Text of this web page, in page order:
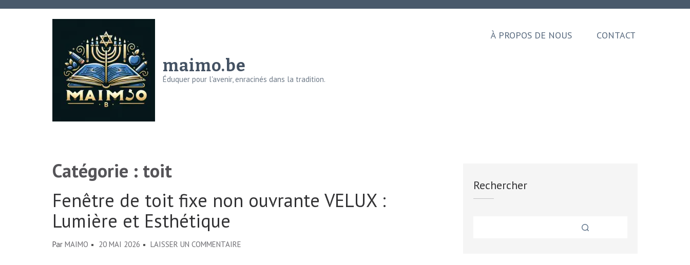
Aller
maimo.be
Éduquer pour l'avenir, enracinés dans la tradition.
À PROPOS DE NOUS CONTACT
Catégorie : toit
Fenêtre de toit fixe non ouvrante VELUX :
Lumière et Esthétique
Par MAIMO 20 MAI 2026 LAISSER UN COMMENTAIRE
Rechercher